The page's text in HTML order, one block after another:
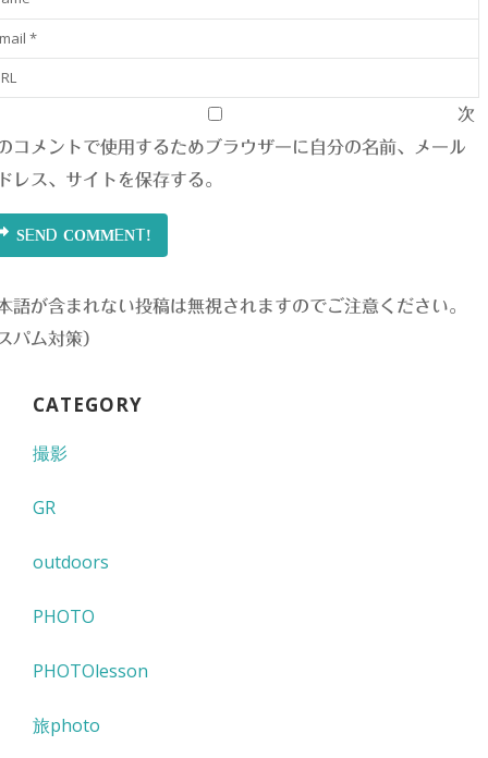
次
コメントで使用するためブラウザーに自分の名前、メール
レス、サイトを保存する。
SEND COMMENT!
語が含まれない投稿は無視されますのでご注意ください。
パム対策）
CATEGORY
撮影
GR
outdoors
PHOTO
PHOTOlesson
旅photo